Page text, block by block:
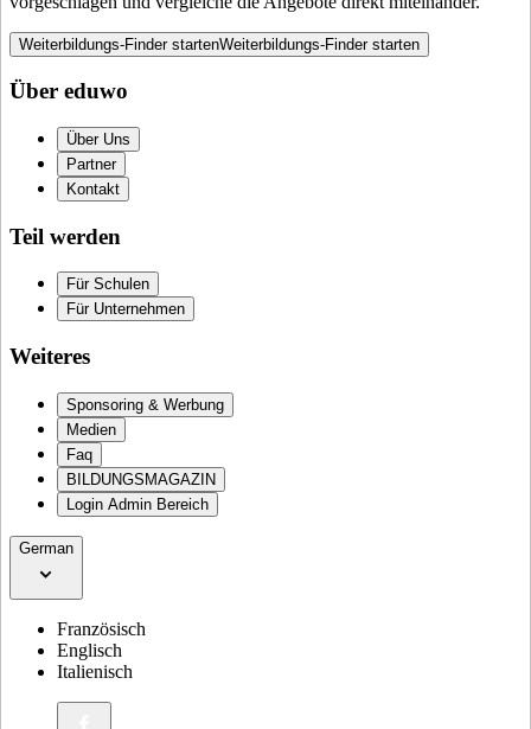
Weiterbildungs-Finder startenWeiterbildungs-Finder starten
Über eduwo
Über Uns
Partner
Kontakt
Teil werden
Für Schulen
Für Unternehmen
Weiteres
Sponsoring & Werbung
Medien
Faq
BILDUNGSMAGAZIN
Login Admin Bereich
German
Französisch
Englisch
Italienisch